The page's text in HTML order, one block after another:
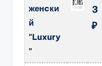
женcки
й
"Luxury
"
3
₽